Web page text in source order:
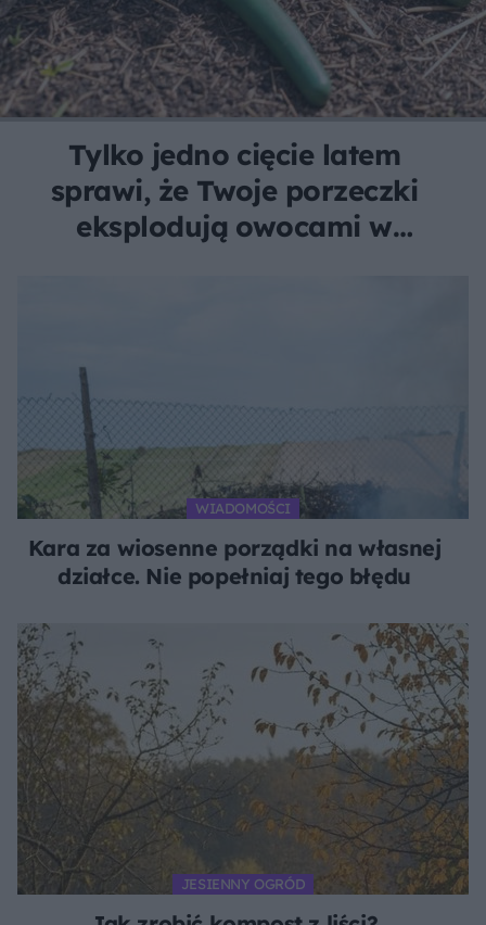
Tylko jedno cięcie latem
sprawi, że Twoje porzeczki
eksplodują owocami w
WIADOMOŚCI
Kara za wiosenne porządki na własnej
działce. Nie popełniaj tego błędu
JESIENNY OGRÓD